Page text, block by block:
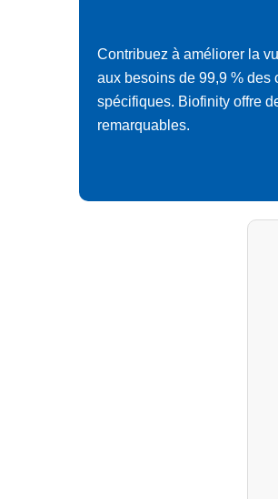
Contribuez à améliorer la
aux besoins de 99,9 % des
spécifiques. Biofinity offre
remarquables.